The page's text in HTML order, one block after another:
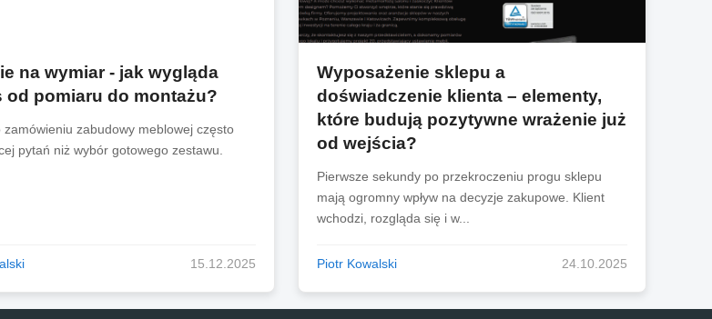
na wymiar - jak wygląda
od pomiaru do montażu?
zamówieniu zabudowy meblowej często
pytań niż wybór gotowego zestawu.
15.12.2025
Wyposażenie sklepu a
doświadczenie klienta – elementy,
które budują pozytywne wrażenie już
od wejścia?
Pierwsze sekundy po przekroczeniu progu sklepu
mają ogromny wpływ na decyzje zakupowe. Klient
wchodzi, rozgląda się i w...
Piotr Kowalski 24.10.2025